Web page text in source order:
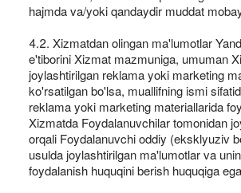
hajmda va/yoki qandaydir muddat
4.2. Xizmatdan olingan ma'lumotlar
e'tiborini Xizmat mazmuniga, umuman
joylashtirilgan reklama yoki marketing
ko'rsatilgan bo'lsa, muallifning ismi
reklama yoki marketing materiallarida
Xizmatda Foydalanuvchilar tomonidan
orqali Foydalanuvchi oddiy (eksklyuziv
usulda joylashtirilgan ma'lumotlar va
foydalanish huquqini berish huquqiga